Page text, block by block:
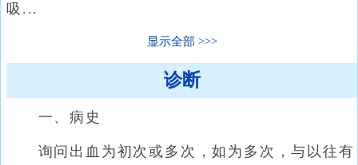
吸...
显示全部
诊断
一、病史
询问出血为初次或多次，如为多次，与以往有